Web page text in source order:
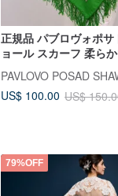
正規品 パブロヴォポ
ョール スカーフ 柔ら
100% 89x89cm 1387-9
PAVLOVO POSAD
US$ 100.00 US$
79%OFF